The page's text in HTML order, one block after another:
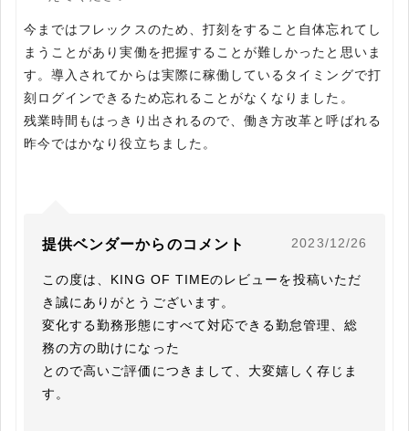
今まではフレックスのため、打刻をすること自体忘れてし
まうことがあり実働を把握することが難しかったと思いま
す。導入されてからは実際に稼働しているタイミングで打
刻ログインできるため忘れることがなくなりました。
残業時間もはっきり出されるので、働き方改革と呼ばれる
昨今ではかなり役立ちました。
提供ベンダーからのコメント 2023/12/26
この度は、KING OF TIMEのレビューを投稿いただ
き誠にありがとうございます。
変化する勤務形態にすべて対応できる勤怠管理、総
務の方の助けになった
とので高いご評価につきまして、大変嬉しく存じま
す。